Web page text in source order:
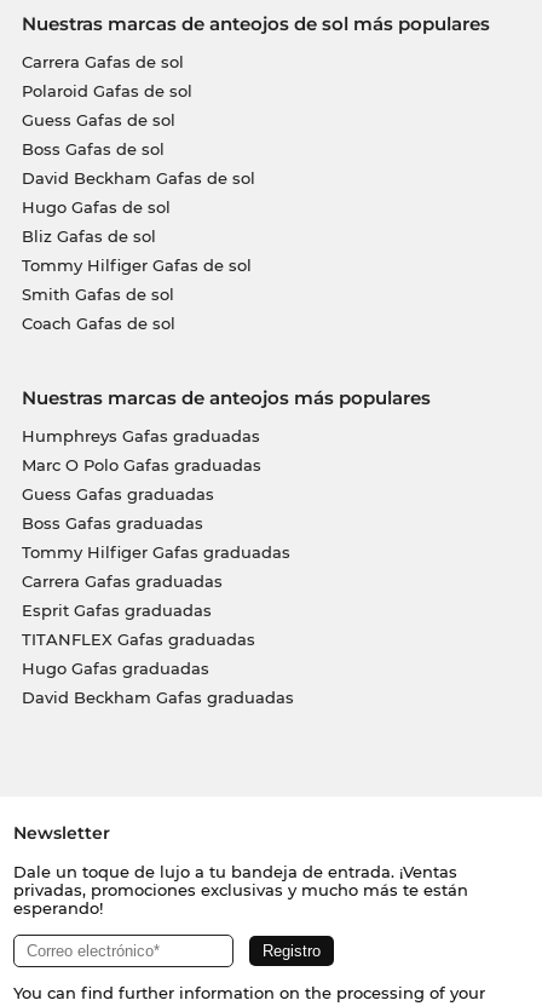
Nuestras marcas de anteojos de sol más populares
Carrera Gafas de sol
Polaroid Gafas de sol
Guess Gafas de sol
Boss Gafas de sol
David Beckham Gafas de sol
Hugo Gafas de sol
Bliz Gafas de sol
Tommy Hilfiger Gafas de sol
Smith Gafas de sol
Coach Gafas de sol
Nuestras marcas de anteojos más populares
Humphreys Gafas graduadas
Marc O Polo Gafas graduadas
Guess Gafas graduadas
Boss Gafas graduadas
Tommy Hilfiger Gafas graduadas
Carrera Gafas graduadas
Esprit Gafas graduadas
TITANFLEX Gafas graduadas
Hugo Gafas graduadas
David Beckham Gafas graduadas
Newsletter
Dale un toque de lujo a tu bandeja de entrada. ¡Ventas
privadas, promociones exclusivas y mucho más te están
esperando!
You can find further information on the processing of your